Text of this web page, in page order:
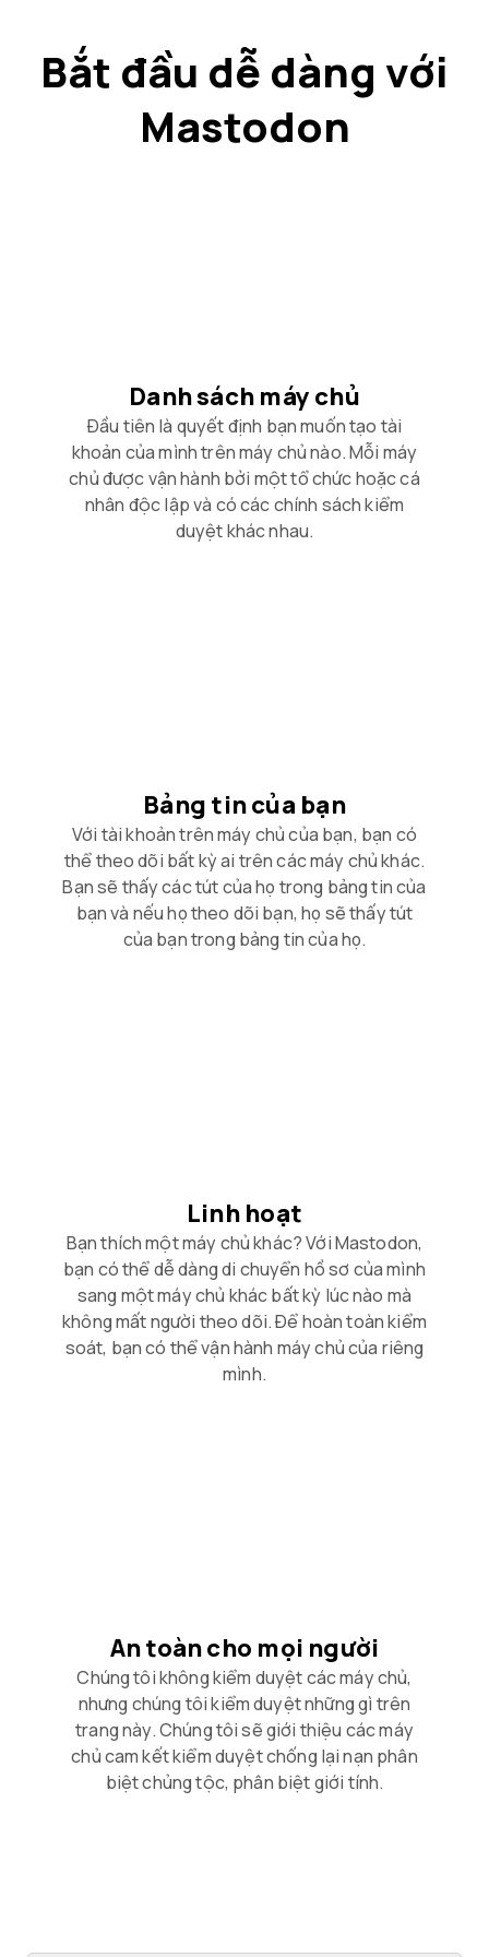
Bắt đầu dễ dàng với
Mastodon
Danh sách máy chủ
Đầu tiên là quyết định bạn muốn tạo tài
khoản của mình trên máy chủ nào. Mỗi máy
chủ được vận hành bởi một tổ chức hoặc cá
nhân độc lập và có các chính sách kiểm
duyệt khác nhau.
Bảng tin của bạn
Với tài khoản trên máy chủ của bạn, bạn có
thể theo dõi bất kỳ ai trên các máy chủ khác.
Bạn sẽ thấy các tút của họ trong bảng tin của
bạn và nếu họ theo dõi bạn, họ sẽ thấy tút
của bạn trong bảng tin của họ.
Linh hoạt
Bạn thích một máy chủ khác? Với Mastodon,
bạn có thể dễ dàng di chuyển hồ sơ của mình
sang một máy chủ khác bất kỳ lúc nào mà
không mất người theo dõi. Để hoàn toàn kiểm
soát, bạn có thể vận hành máy chủ của riêng
mình.
An toàn cho mọi người
Chúng tôi không kiểm duyệt các máy chủ,
nhưng chúng tôi kiểm duyệt những gì trên
trang này. Chúng tôi sẽ giới thiệu các máy
chủ cam kết kiểm duyệt chống lại nạn phân
biệt chủng tộc, phân biệt giới tính.